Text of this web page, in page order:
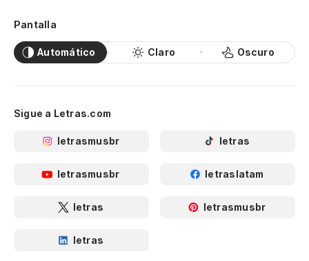
Pantalla
Automático Claro Oscuro
Sigue a Letras.com
letrasmusbr letras
letrasmusbr letraslatam
letras letrasmusbr
letras